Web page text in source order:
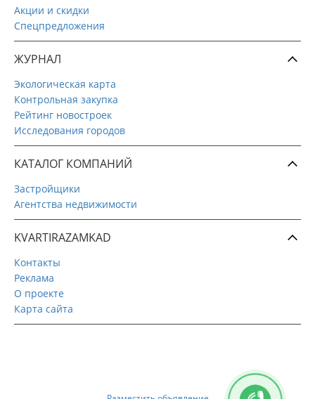
Акции и скидки
Спецпредложения
ЖУРНАЛ
Экологическая карта
Контрольная закупка
Рейтинг новостроек
Исследования городов
КАТАЛОГ КОМПАНИЙ
Застройщики
Агентства недвижимости
KVARTIRAZAMKAD
Контакты
Реклама
О проекте
Карта сайта